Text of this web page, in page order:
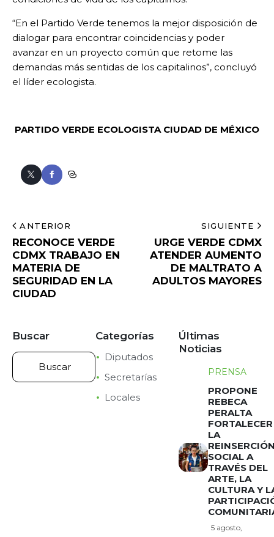
“En el Partido Verde tenemos la mejor disposición de
dialogar para encontrar coincidencias y poder
avanzar en un proyecto común que retome las
demandas más sentidas de los capitalinos”, concluyó
el líder ecologista.
PARTIDO VERDE ECOLOGISTA CIUDAD DE MÉXICO
ANTERIOR
RECONOCE VERDE
CDMX TRABAJO EN
MATERIA DE
SEGURIDAD EN LA
CIUDAD
SIGUIENTE
URGE VERDE CDMX
ATENDER AUMENTO
DE MALTRATO A
ADULTOS MAYORES
Buscar Categorías
Diputados
Secretarías
Locales
Últimas
Noticias
PRENSA
PROPONE
REBECA
PERALTA
FORTALECER
LA
SOCIAL A
TRAVÉS DEL
ARTE, LA
CULTURA Y
5 agosto,